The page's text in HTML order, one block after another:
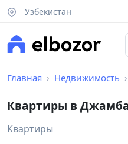
Узбекистан
Главная Недвижимость
Квартиры в
Квартиры